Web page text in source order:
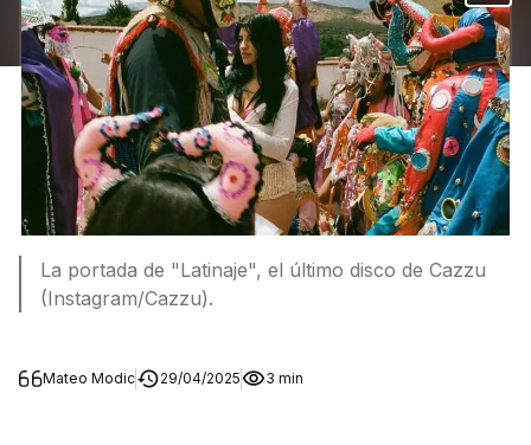
La portada de "Latinaje", el último disco de Cazzu
(Instagram/Cazzu).
Mateo Modic 29/04/2025 3 min